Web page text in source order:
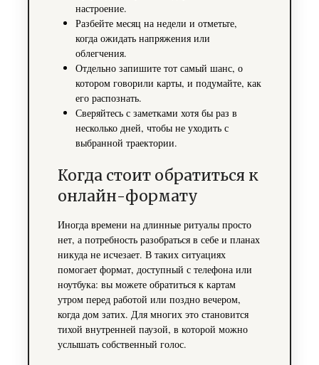
настроение.
Разбейте месяц на недели и отметьте,
когда ожидать напряжения или
облегчения.
Отдельно запишите тот самый шанс, о
котором говорили карты, и подумайте, как
его распознать.
Сверяйтесь с заметками хотя бы раз в
несколько дней, чтобы не уходить с
выбранной траектории.
Когда стоит обратиться к
онлайн-формату
Иногда времени на длинные ритуалы просто
нет, а потребность разобраться в себе и планах
никуда не исчезает. В таких ситуациях
помогает формат, доступный с телефона или
ноутбука: вы можете обратиться к картам
утром перед работой или поздно вечером,
когда дом затих. Для многих это становится
тихой внутренней паузой, в которой можно
услышать собственный голос.